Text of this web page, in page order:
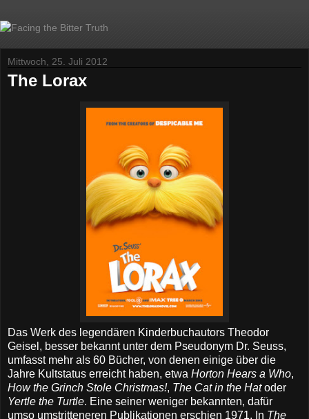
Mittwoch, 25. Juli 2012
The Lorax
Das Werk des legendären Kinderbuchautors Theodor
Geisel, besser bekannt unter dem Pseudonym Dr. Seuss,
umfasst mehr als 60 Bücher, von denen einige über die
Jahre Kultstatus erreicht haben, etwa Horton Hears a Who,
How the Grinch Stole Christmas!, The Cat in the Hatoder
Yertle the Turtle. Eine seiner weniger bekannten, dafür
umso umstritteneren Publikationen erschien 1971. In The